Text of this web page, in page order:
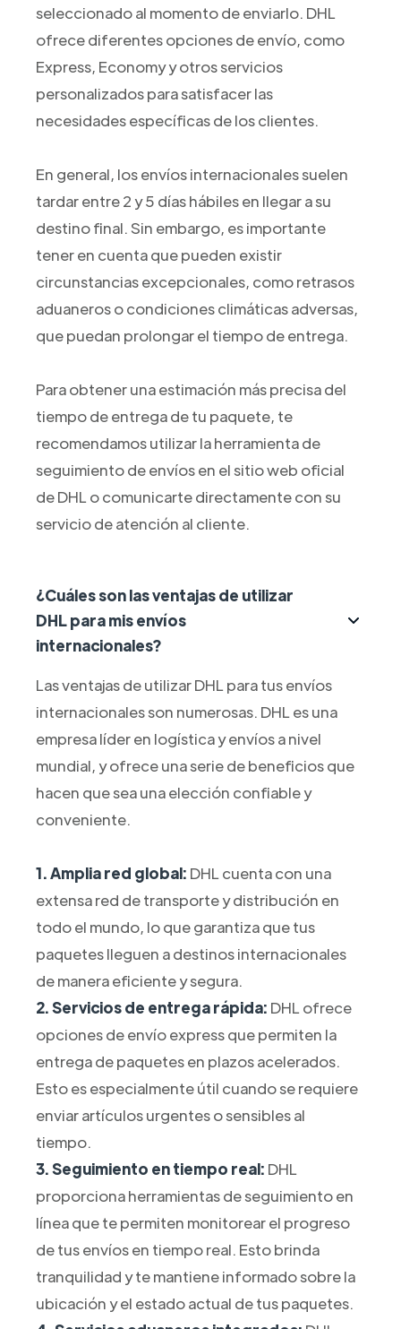
seleccionado al momento de enviarlo. DHL
ofrece diferentes opciones de envío, como
Express, Economy y otros servicios
personalizados para satisfacer las
necesidades específicas de los clientes.
En general, los envíos internacionales suelen
tardar entre 2 y 5 días hábiles en llegar a su
destino final. Sin embargo, es importante
tener en cuenta que pueden existir
circunstancias excepcionales, como retrasos
aduaneros o condiciones climáticas adversas,
que puedan prolongar el tiempo de entrega.
Para obtener una estimación más precisa del
tiempo de entrega de tu paquete, te
recomendamos utilizar la herramienta de
seguimiento de envíos en el sitio web oficial
de DHL o comunicarte directamente con su
servicio de atención al cliente.
¿Cuáles son las ventajas de utilizar
DHL para mis envíos
internacionales?
Las ventajas de utilizar DHL para tus envíos
internacionales son numerosas. DHL es una
empresa líder en logística y envíos a nivel
mundial, y ofrece una serie de beneficios que
hacen que sea una elección confiable y
conveniente.
1. Amplia red global: DHL cuenta con una
extensa red de transporte y distribución en
todo el mundo, lo que garantiza que tus
paquetes lleguen a destinos internacionales
de manera eficiente y segura.
2. Servicios de entrega rápida: DHL ofrece
opciones de envío express que permiten la
entrega de paquetes en plazos acelerados.
Esto es especialmente útil cuando se requiere
enviar artículos urgentes o sensibles al
tiempo.
3. Seguimiento en tiempo real: DHL
proporciona herramientas de seguimiento en
línea que te permiten monitorear el progreso
de tus envíos en tiempo real. Esto brinda
tranquilidad y te mantiene informado sobre la
ubicación y el estado actual de tus paquetes.